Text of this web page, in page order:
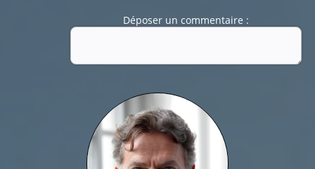
Déposer un commentaire :
Mail :
Fonction de commentaires dédiée au débat citoyen.